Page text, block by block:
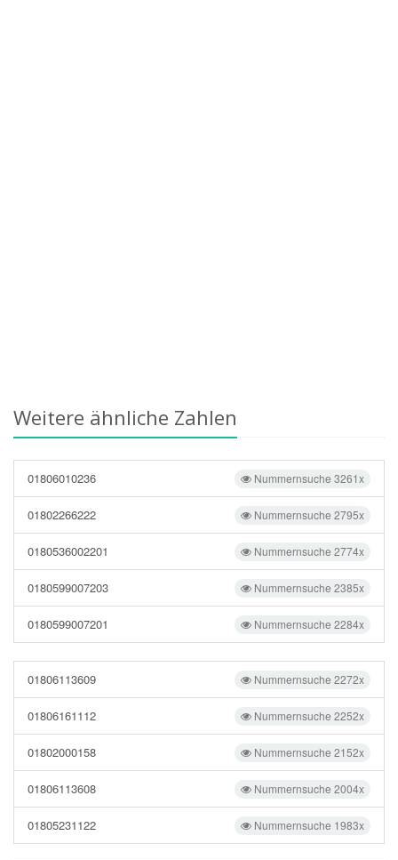
Weitere ähnliche Zahlen
Nummernsuche 3261x
01806010236
Nummernsuche 2795x
01802266222
Nummernsuche 2774x
0180536002201
Nummernsuche 2385x
0180599007203
Nummernsuche 2284x
0180599007201
Nummernsuche 2272x
01806113609
Nummernsuche 2252x
01806161112
Nummernsuche 2152x
01802000158
Nummernsuche 2004x
01806113608
Nummernsuche 1983x
01805231122